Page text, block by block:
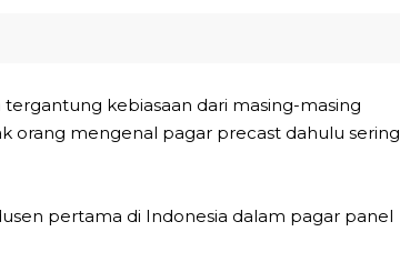
kebiasaan dari masing-masing
orang mengenal pagar precast dahulu sering
pertama di Indonesia dalam pagar panel